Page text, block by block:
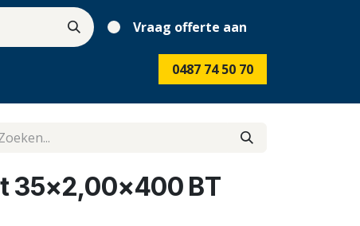
Vraag offerte aan
0487 74 50 70
35x2,00x400 BT